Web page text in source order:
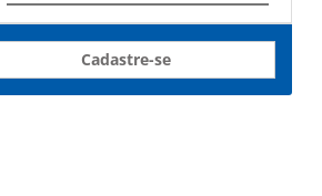
Cadastre-se